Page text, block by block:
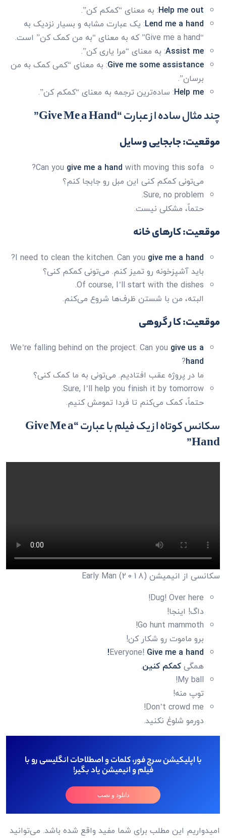
Help me out: به معنای “کمکم کن”.
Lend me a hand: یک عبارت مشابه و بسیار نزدیک به
“Give me a hand” که به معنای “به من کمک کن” است.
Assist me: به معنای “مرا یاری کن”.
Give me some assistance: به معنای “کمی کمک به من
برسان”.
Help me: ساده‌ترین ترجمه به معنای “کمکم کن”.
چند مثال ساده از عبارت “Give Me a Hand”
موقعیت: جابجایی وسایل
Can you give me a hand with moving this sofa?
می‌تونی کمکم کنی این مبل رو جابجا کنم؟
Sure, no problem.
حتماً، مشکلی نیست.
موقعیت: کارهای خانه
I need to clean the kitchen. Can you give me a hand
?
باید آشپزخونه رو تمیز کنم. می‌تونی کمکم کنی؟
Of course, I’ll start with the dishes.
البته، من با شستن ظرف‌ها شروع می‌کنم.
موقعیت: کار گروهی
We’re falling behind on the project. Can you give us a
hand
?
ما در پروژه عقب افتادیم. می‌تونی به ما کمک کنی؟
Sure, I’ll help you finish it by tomorrow.
حتماً، کمک می‌کنم تا فردا تمومش کنیم.
سکانس کوتاه از یک فیلم با عبارت “Give Me a
Hand”
سکانسی از انیمیشن Early Man (2018)
Dug! Over here!
داگ! اینجا!
Go hunt mammoth!
برو ماموت رو شکار کن!
Everyone! Give me a hand!
همگیکمکم کنین.
My ball!
توپ منه!
Don’t crowd me!
دورمو شلوغ نکنید.
با اپلیکیشن سرچ فور، کلمات و اصطلاحات انگلیسی رو با
فیلم و انیمیشن یاد بگیر!
دانلود و نصب
امیدواریم این مطلب برای شما مفید واقع شده باشد. می‌توانید